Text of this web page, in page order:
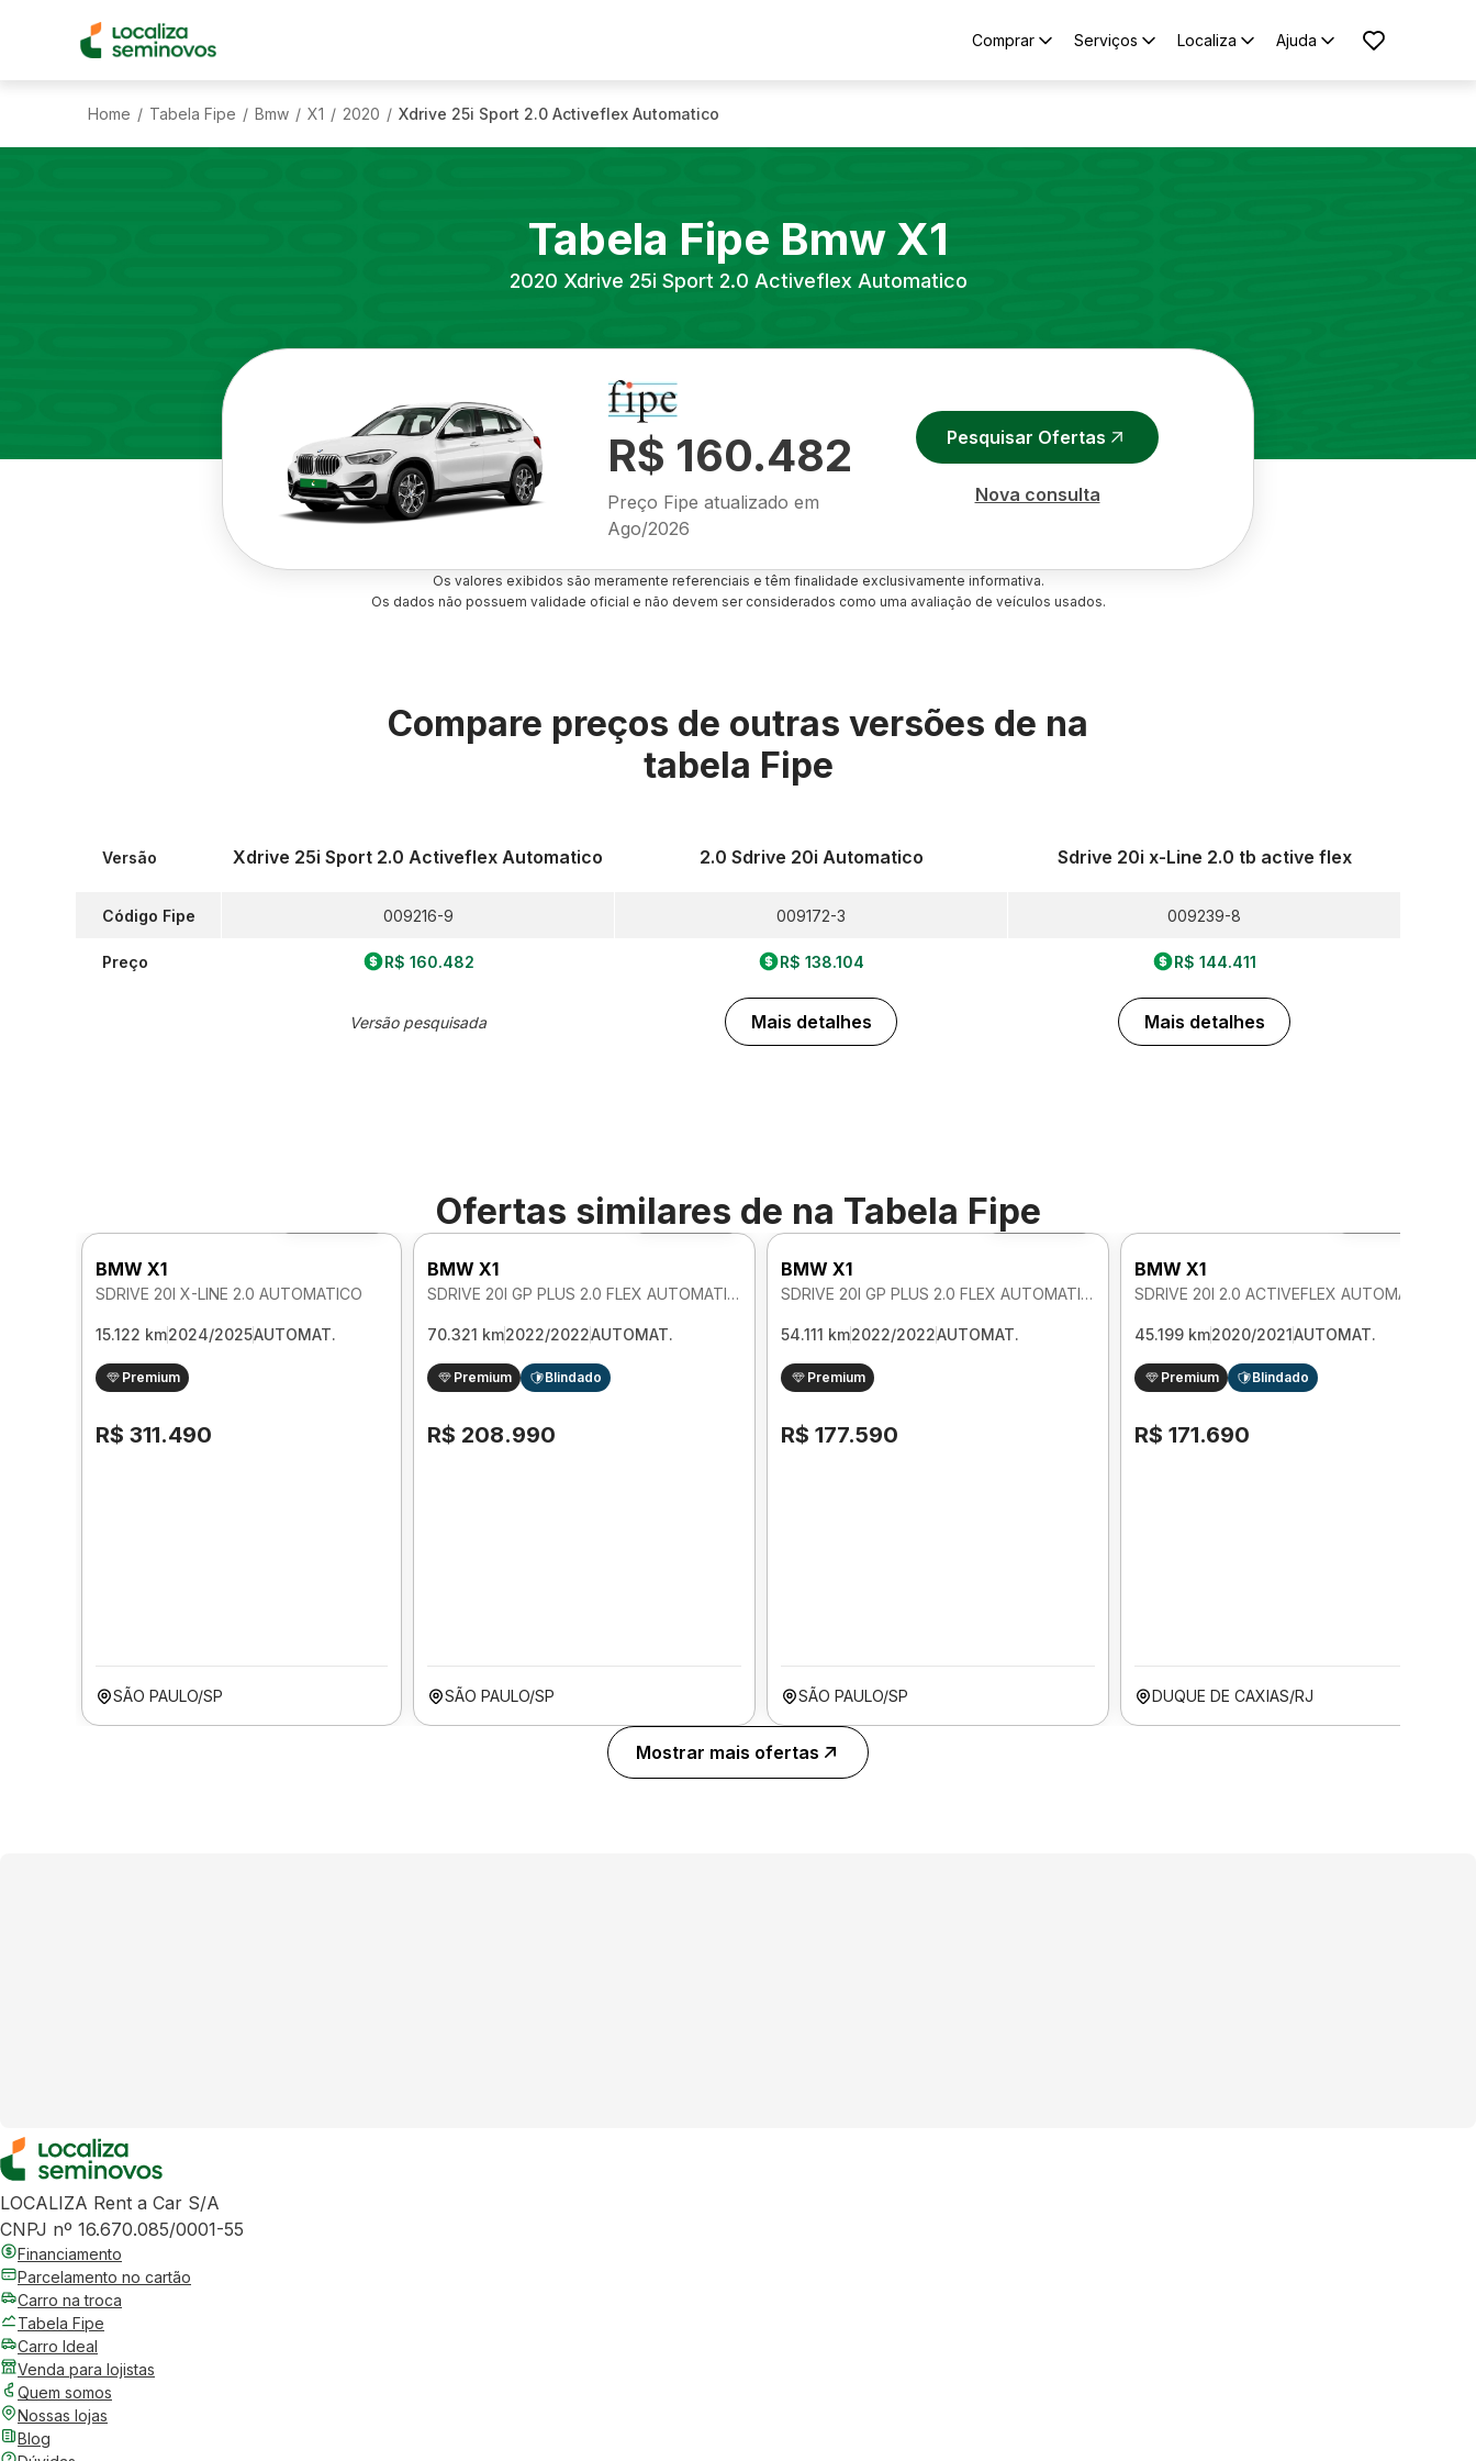
Comprar Serviços Localiza Ajuda
Home / Tabela Fipe / Bmw / X1 / 2020 / Xdrive 25i Sport 2.0 Activeflex Automatico
Tabela Fipe Bmw X1
2020 Xdrive 25i Sport 2.0 Activeflex Automatico
R$ 160.482
Preço Fipe atualizado em
Ago/2026
Pesquisar Ofertas
Nova consulta
Os valores exibidos são meramente referenciais e têm finalidade exclusivamente informativa.
Os dados não possuem validade oficial e não devem ser considerados como uma avaliação de veículos usados.
Compare preços de outras versões de na
tabela Fipe
Versão
Código Fipe
Preço
Xdrive 25i Sport 2.0 Activeflex Automatico
009216-9
R$ 160.482
Versão pesquisada
2.0 Sdrive 20i Automatico
009172-3
R$ 138.104
Mais detalhes
Sdrive 20i x-Line 2.0 tb active flex
009239-8
R$ 144.411
Mais detalhes
Ofertas similares de na Tabela Fipe
BMW X1
SDRIVE 20I X-LINE 2.0 AUTOMATICO
15.122 km2024/2025AUTOMAT.
Premium
R$ 311.490
SÃO PAULO/SP
Foto 360º
BMW X1
SDRIVE 20I GP PLUS 2.0 FLEX AUTOMATICO
70.321 km2022/2022AUTOMAT.
Premium Blindado
R$ 208.990
SÃO PAULO/SP
Foto 360º
BMW X1
SDRIVE 20I GP PLUS 2.0 FLEX AUTOMATICO
54.111 km2022/2022AUTOMAT.
Premium
R$ 177.590
SÃO PAULO/SP
BMW X1
SDRIVE 20I 2.0 ACTIVEFLEX AUTOMATICO
45.199 km2020/2021AUTOMAT.
Premium Blindado
R$ 171.690
DUQUE DE CAXIAS/RJ
Mostrar mais ofertas
LOCALIZA Rent a Car S/A
CNPJ nº 16.670.085/0001-55
Financiamento
Parcelamento no cartão
Carro na troca
Tabela Fipe
Carro Ideal
Venda para lojistas
Quem somos
Nossas lojas
Blog